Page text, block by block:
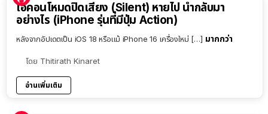
ไอคอนโหมดปิดเสียง (Silent) หายไป นำกลับมา
อย่างไร (iPhone รุ่นที่มีปุ่ม Action)
หลังจากอัปเดตเป็น iOS 18 หรือแม้ iPhone 16 เครื่องใหม่ […] มากกว่า
โดย Thitirath Kinaret
อ่านเพิ่มเติม